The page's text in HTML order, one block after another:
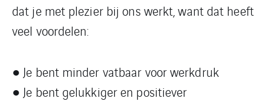
dat je met plezier bij ons werkt, want dat heeft
veel voordelen:
● Je bent minder vatbaar voor werkdruk
● Je bent gelukkiger en positiever